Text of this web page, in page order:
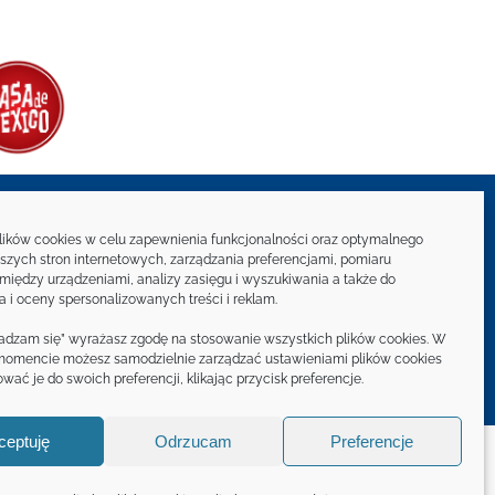
cookies w celu zapewnienia funkcjonalności oraz optymalnego
stron internetowych, zarządzania preferencjami, pomiaru
urządzeniami, analizy zasięgu i wyszukiwania a także do
i oceny spersonalizowanych treści i reklam.
się” wyrażasz zgodę na stosowanie wszystkich plików cookies. W
możesz samodzielnie zarządzać ustawieniami plików cookies
je do swoich preferencji, klikając przycisk preferencje.
Odrzucam Preferencje
w kontakcie z MAKRO
ZAPISZ SIĘ NA NEWSLETTER